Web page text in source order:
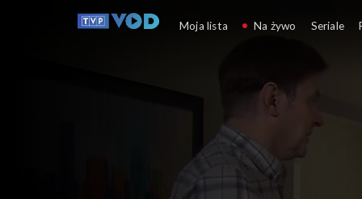
Klan
Moja lista Na żywo Seriale